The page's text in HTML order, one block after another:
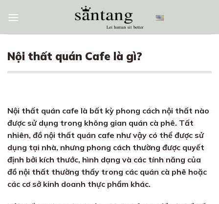
Nội thất quán Cafe là gì?
Nội thất quán cafe là bất kỳ phong cách nội thất nào
được sử dụng trong không gian quán cà phê. Tất
nhiên, đồ nội thất quán cafe như vậy có thể được sử
dụng tại nhà, nhưng phong cách thường được quyết
định bởi kích thước, hình dạng và các tính năng của
đồ nội thất thường thấy trong các quán cà phê hoặc
các cơ sở kinh doanh thực phẩm khác.